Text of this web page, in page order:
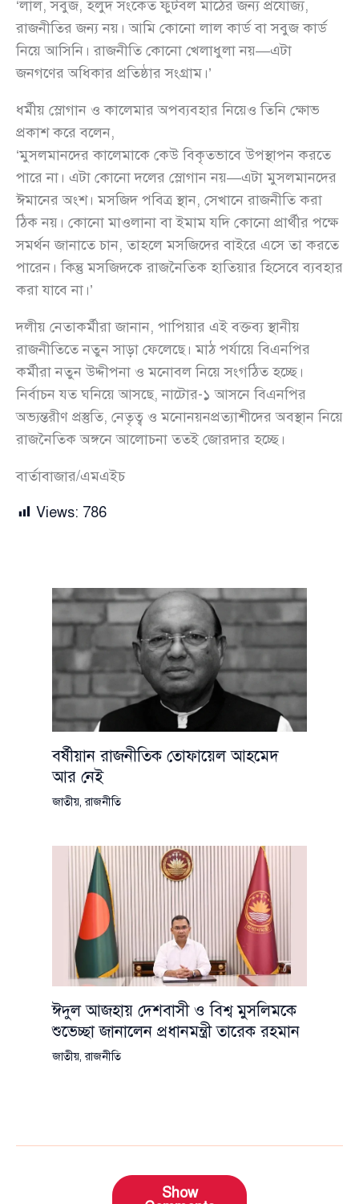
‘লাল, সবুজ, হলুদ সংকেত ফুটবল মাঠের জন্য প্রযোজ্য,
রাজনীতির জন্য নয়। আমি কোনো লাল কার্ড বা সবুজ কার্ড
নিয়ে আসিনি। রাজনীতি কোনো খেলাধুলা নয়—এটা
জনগণের অধিকার প্রতিষ্ঠার সংগ্রাম।’
ধর্মীয় স্লোগান ও কালেমার অপব্যবহার নিয়েও তিনি ক্ষোভ
প্রকাশ করে বলেন,
‘মুসলমানদের কালেমাকে কেউ বিকৃতভাবে উপস্থাপন করতে
পারে না। এটা কোনো দলের স্লোগান নয়—এটা মুসলমানদের
ঈমানের অংশ। মসজিদ পবিত্র স্থান, সেখানে রাজনীতি করা
ঠিক নয়। কোনো মাওলানা বা ইমাম যদি কোনো প্রার্থীর পক্ষে
সমর্থন জানাতে চান, তাহলে মসজিদের বাইরে এসে তা করতে
পারেন। কিন্তু মসজিদকে রাজনৈতিক হাতিয়ার হিসেবে ব্যবহার
করা যাবে না।’
দলীয় নেতাকর্মীরা জানান, পাপিয়ার এই বক্তব্য স্থানীয়
রাজনীতিতে নতুন সাড়া ফেলেছে। মাঠ পর্যায়ে বিএনপির
কর্মীরা নতুন উদ্দীপনা ও মনোবল নিয়ে সংগঠিত হচ্ছে।
নির্বাচন যত ঘনিয়ে আসছে, নাটোর-১ আসনে বিএনপির
অভ্যন্তরীণ প্রস্তুতি, নেতৃত্ব ও মনোনয়নপ্রত্যাশীদের অবস্থান নিয়ে
রাজনৈতিক অঙ্গনে আলোচনা ততই জোরদার হচ্ছে।
বার্তাবাজার/এমএইচ
Views: 786
বর্ষীয়ান রাজনীতিক তোফায়েল আহমেদ
আর নেই
জাতীয়,রাজনীতি
ঈদুল আজহায় দেশবাসী ও বিশ্ব মুসলিমকে
শুভেচ্ছা জানালেন প্রধানমন্ত্রী তারেক রহমান
জাতীয়,রাজনীতি
Show